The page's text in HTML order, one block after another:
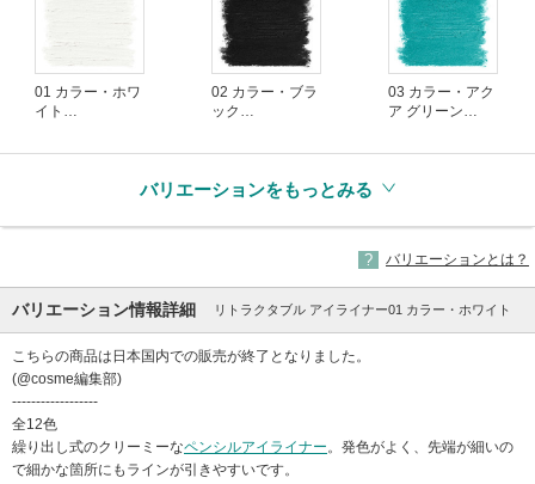
01 カラー・ホワ
イト
02 カラー・ブラ
ック
03 カラー・アク
ア グリーン
バリエーションをもっとみる
バリエーションとは？
バリエーション情報詳細 リトラクタブル アイライナー01 カラー・ホワイト
こちらの商品は日本国内での販売が終了となりました。
(@cosme編集部)
------------------
全12色
繰り出し式のクリーミーなペンシルアイライナー。発色がよく、先端が細いの
で細かな箇所にもラインが引きやすいです。